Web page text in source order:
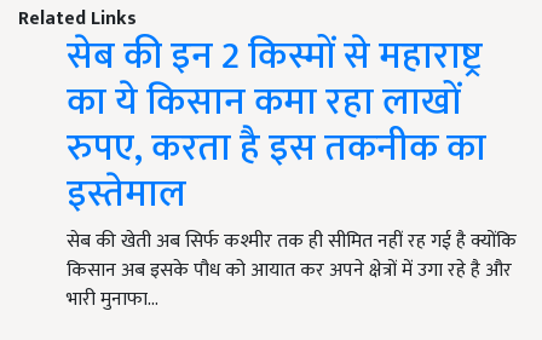
Related Links
सेब की इन 2 किस्मों से महाराष्ट्र
का ये किसान कमा रहा लाखों
रुपए, करता है इस तकनीक का
इस्तेमाल
सेब की खेती अब सिर्फ कश्मीर तक ही सीमित नहीं रह गई है क्योंकि
किसान अब इसके पौध को आयात कर अपने क्षेत्रों में उगा रहे है और
भारी मुनाफा…